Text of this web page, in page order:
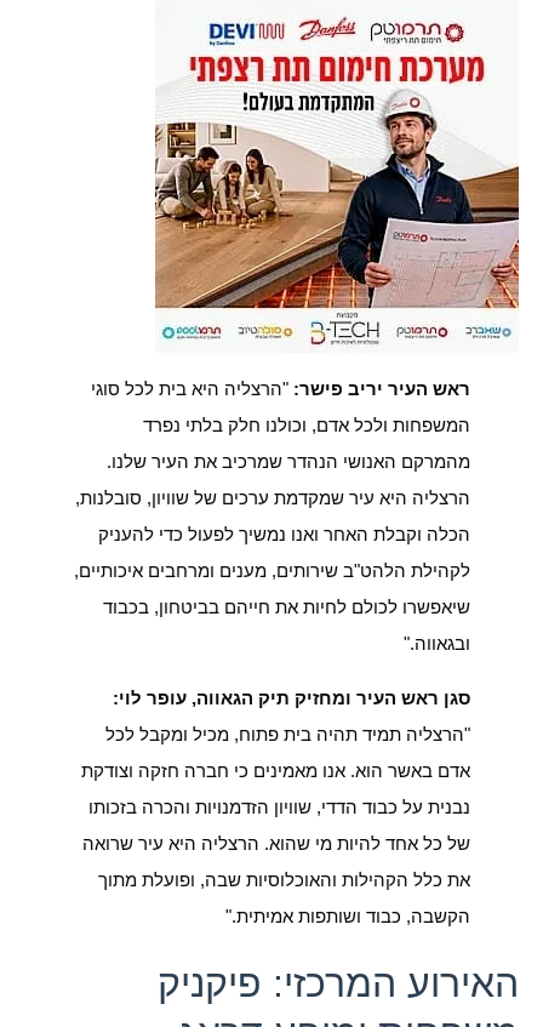
ראש העיר יריב פישר: "הרצליה היא בית לכל סוגי
המשפחות ולכל אדם, וכולנו חלק בלתי נפרד
מהמרקם האנושי הנהדר שמרכיב את העיר שלנו.
הרצליה היא עיר שמקדמת ערכים של שוויון, סובלנות,
הכלה וקבלת האחר ואנו נמשיך לפעול כדי להעניק
לקהילת הלהט"ב שירותים, מענים ומרחבים איכותיים,
שיאפשרו לכולם לחיות את חייהם בביטחון, בכבוד
ובגאווה."
סגן ראש העיר ומחזיק תיק הגאווה, עופר לוי:
"הרצליה תמיד תהיה בית פתוח, מכיל ומקבל לכל
אדם באשר הוא. אנו מאמינים כי חברה חזקה וצודקת
נבנית על כבוד הדדי, שוויון הזדמנויות והכרה בזכותו
של כל אחד להיות מי שהוא. הרצליה היא עיר שרואה
את כלל הקהילות והאוכלוסיות שבה, ופועלת מתוך
הקשבה, כבוד ושותפות אמיתית."
האירוע המרכזי: פיקניק